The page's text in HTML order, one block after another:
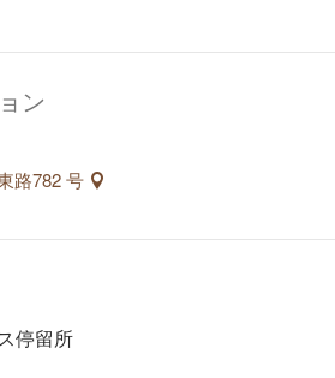
ン
路782 号
停留所